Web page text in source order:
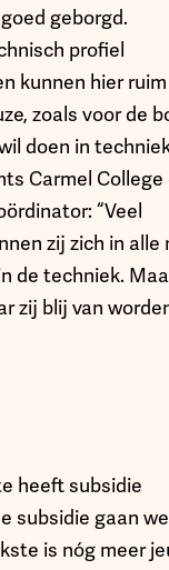
geborgd.
profiel
kunnen hier ruim
zoals voor de
doen in
Carmel College
“Veel
zij zich in alle
de techniek.
zij blij van
heeft subsidie
subsidie gaan we
is nóg meer